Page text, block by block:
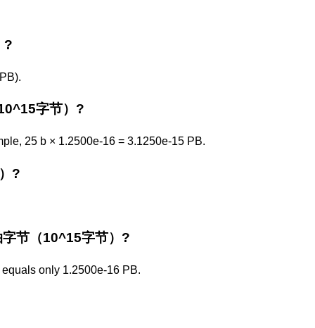
?
字节）?
25 b × 1.2500e-16 = 3.1250e-15 PB.
?
节（10^15字节）?
only 1.2500e-16 PB.